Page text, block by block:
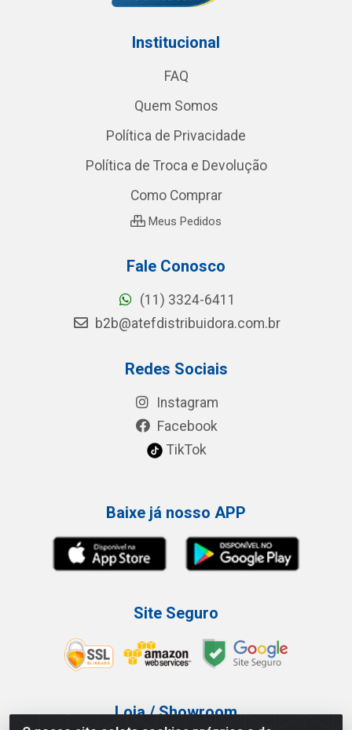
Institucional
FAQ
Quem Somos
Política de Privacidade
Política de Troca e Devolução
Como Comprar
Meus Pedidos
Fale Conosco
(11) 3324-6411
b2b@atefdistribuidora.com.br
Redes Sociais
Instagram
Facebook
TikTok
Baixe já nosso APP
Site Seguro
Loja / Showroom